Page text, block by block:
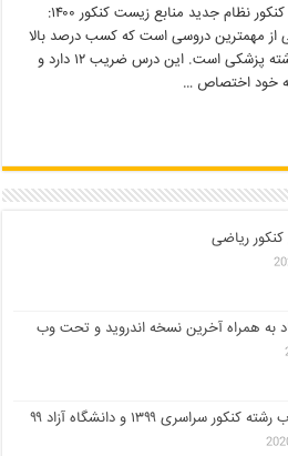
بهترین منابع کمک درسی زیست کنکور نظام جدید منابع زیست کنکور ۱۴۰۰:
مهمترین دروسی است که کسب درصد بالا
در آن لازمه ی قبولی در زیرگروه رشته پزشکی است. این درس ضریب ۱۲ دارد و
به خود اختصاص …
کنکور ریاضی
به همراه آخرین نسخه اندروید و تحت وب
سراسری ۱۳۹۹ و دانشگاه آزاد ۹۹